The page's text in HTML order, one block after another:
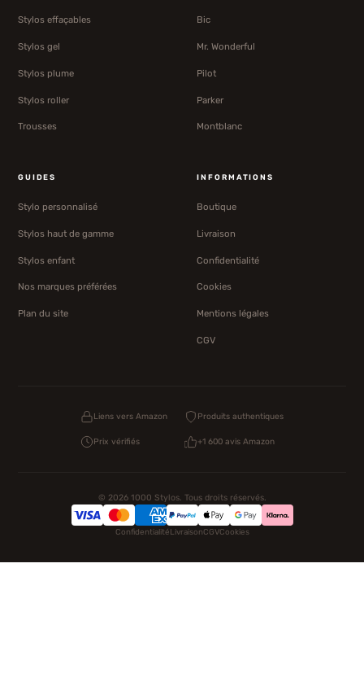
Stylos effaçables
Stylos gel
Stylos plume
Stylos roller
Trousses
Bic
Mr. Wonderful
Pilot
Parker
Montblanc
GUIDES
Stylo personnalisé
Stylos haut de gamme
Stylos enfant
Nos marques préférées
Plan du site
INFORMATIONS
Boutique
Livraison
Confidentialité
Cookies
Mentions légales
CGV
Liens vers Amazon Produits authentiques
Prix vérifiés +1 600 avis Amazon
© 2026 1000 Stylos. Tous droits réservés.
ConfidentialitéLivraisonCGVCookies